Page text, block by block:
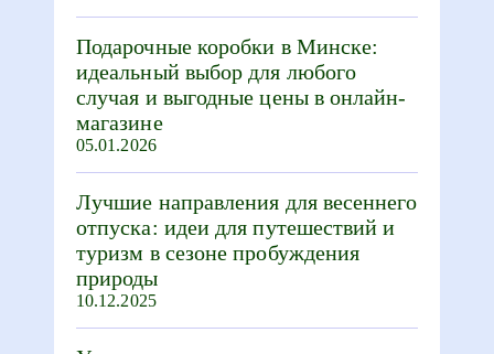
Подарочные коробки в Минске:
идеальный выбор для любого
случая и выгодные цены в онлайн-
магазине
05.01.2026
Лучшие направления для весеннего
отпуска: идеи для путешествий и
туризм в сезоне пробуждения
природы
10.12.2025